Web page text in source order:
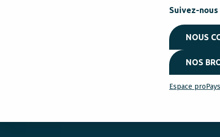
Suivez-nous
NOUS
NOS
Espace pro